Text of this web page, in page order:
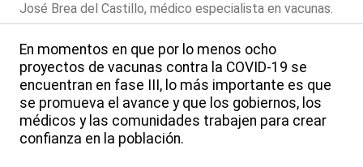
José Brea del Castillo, médico especialista en vacunas.
En momentos en que por lo menos ocho
proyectos de vacunas contra la COVID-19 se
encuentran en fase III, lo más importante es que
se promueva el avance y que los gobiernos, los
médicos y las comunidades trabajen para crear
confianza en la población.